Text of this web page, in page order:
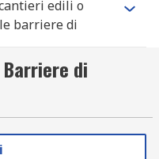
edili o
barriere di
zone pericolose
barriere
in acciaio,
transenne,
a catena. Che
di